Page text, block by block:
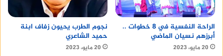
الراحة النفسية في 8 خطوات ..
أبرزهم نسيان الماضي
20 مايو، 2023
نجوم الطرب يحيون زفاف ابنة
حميد الشاعري
20 مايو، 2023